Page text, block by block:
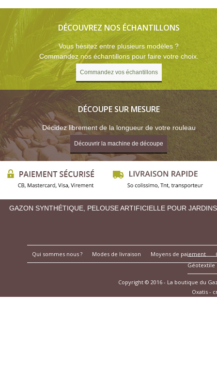
DÉCOUVREZ NOS ÉCHANTILLONS
Vous hésitez entre plusieurs modèles ?
Commandez nos échantillons pour faire votre choix.
Commandez vos échantillons
DÉCOUPE SUR MESURE
Décidez librement de la longueur de votre rouleau
Découvrir la machine de découpe
GAZON SYNTHÉTIQUE, PELOUSE ARTIFICIELLE POUR
Qui sommes nous ? Modes de livraison Moyens de paiement
Géotextile
Copyright © 2016 - La boutique du
Oxatis -